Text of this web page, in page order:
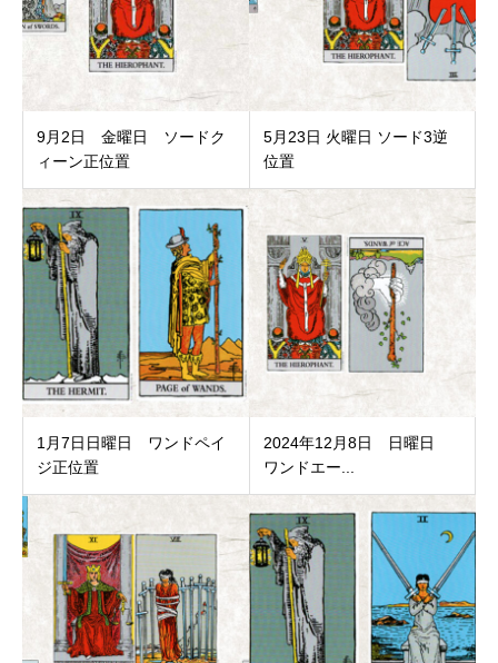
9月2日 金曜日 ソードク
ィーン正位置
5月23日 火曜日 ソード3逆
位置
1月7日日曜日 ワンドペイ
ジ正位置
2024年12月8日 日曜日
ワンドエー...